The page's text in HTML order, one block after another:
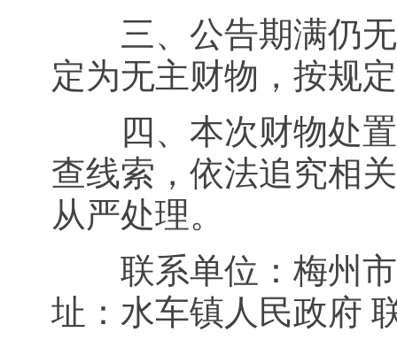
三、公告期满仍无
定为无主财物，按规
四、本次财物处置
查线索，依法追究相
从严处理。
联系单位：梅州市
址：水车镇人民政府